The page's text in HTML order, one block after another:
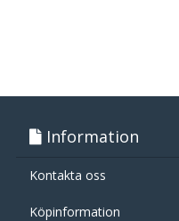
Information
Kontakta oss
Köpinformation